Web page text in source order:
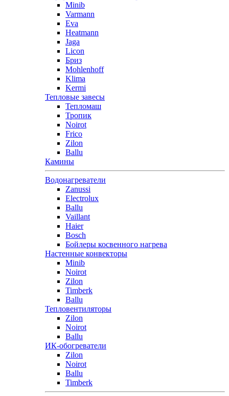
Minib
Varmann
Eva
Heatmann
Jaga
Licon
Бриз
Mohlenhoff
Klima
Kermi
Тепловые завесы
Тепломаш
Тропик
Noirot
Frico
Zilon
Ballu
Камины
Водонагреватели
Zanussi
Electrolux
Ballu
Vaillant
Haier
Bosch
Бойлеры косвенного нагрева
Настенные конвекторы
Minib
Noirot
Zilon
Timberk
Ballu
Тепловентиляторы
Zilon
Noirot
Ballu
ИК-обогреватели
Zilon
Noirot
Ballu
Timberk